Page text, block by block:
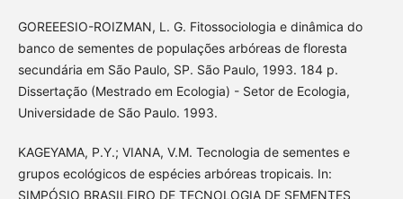
GOREEESIO-ROIZMAN, L. G. Fitossociologia e dinâmica do
banco de sementes de populações arbóreas de floresta
secundária em São Paulo, SP. São Paulo, 1993. 184 p.
Dissertação (Mestrado em Ecologia) - Setor de Ecologia,
Universidade de São Paulo. 1993.
KAGEYAMA, P.Y.; VIANA, V.M. Tecnologia de sementes e
grupos ecológicos de espécies arbóreas tropicais. In:
SIMPÓSIO BRASILEIRO DE TECNOLOGIA DE SEMENTES